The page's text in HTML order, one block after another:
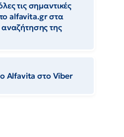
τις σημαντικές
το alfavita.gr στα
της
Αlfavita στο Viber